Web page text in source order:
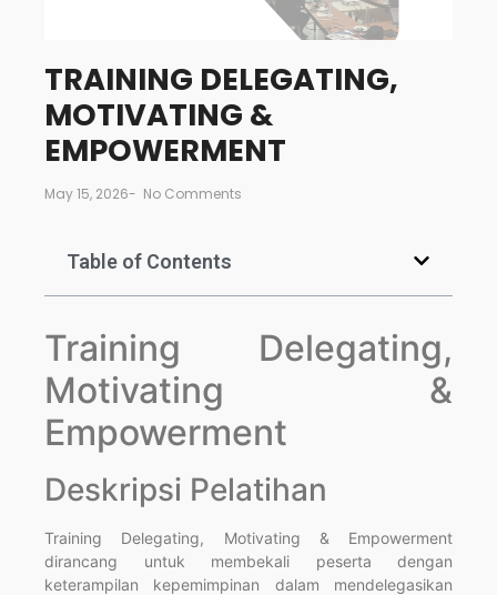
TRAINING DELEGATING,
MOTIVATING &
EMPOWERMENT
May 15, 2026- No Comments
Table of Contents
Training Delegating,
Motivating &
Empowerment
Deskripsi Pelatihan
Training Delegating, Motivating & Empowerment
dirancang untuk membekali peserta dengan
keterampilan kepemimpinan dalam mendelegasikan